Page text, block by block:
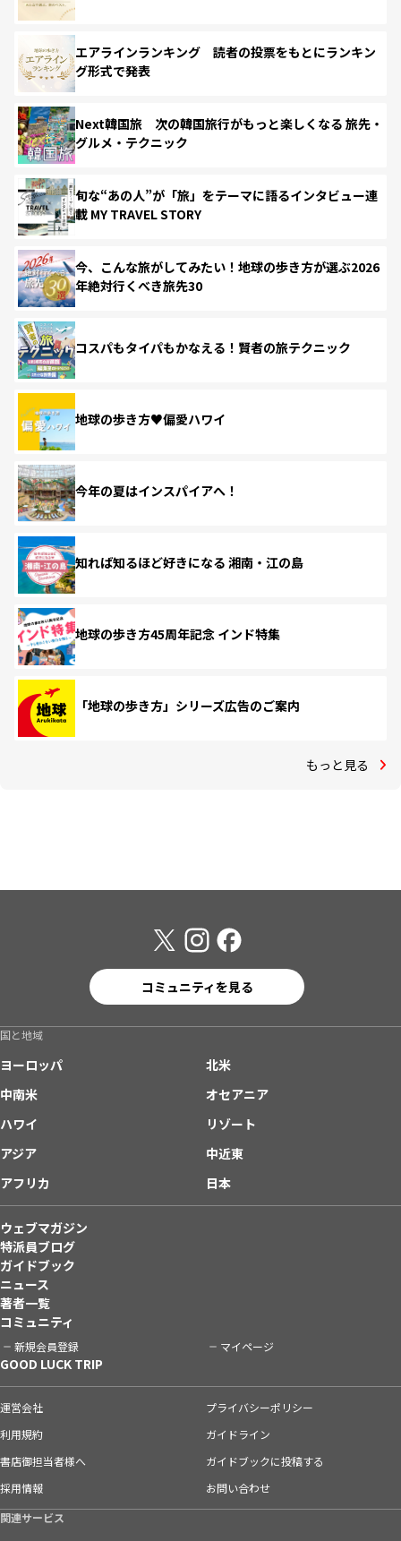
エアラインランキング 読者の投票をもとにランキン
グ形式で発表
Next韓国旅 次の韓国旅行がもっと楽しくなる 旅先・
グルメ・テクニック
旬な“あの人”が「旅」をテーマに語るインタビュー連
載 MY TRAVEL STORY
今、こんな旅がしてみたい！地球の歩き方が選ぶ2026
年絶対行くべき旅先30
コスパもタイパもかなえる！賢者の旅テクニック
地球の歩き方♥偏愛ハワイ
今年の夏はインスパイアへ！
知れば知るほど好きになる 湘南・江の島
地球の歩き方45周年記念 インド特集
「地球の歩き方」シリーズ広告のご案内
もっと見る
コミュニティを見る
国と地域
ヨーロッパ
北米
中南米
オセアニア
ハワイ
リゾート
アジア
中近東
アフリカ
日本
ウェブマガジン
特派員ブログ
ガイドブック
ニュース
著者一覧
コミュニティ
新規会員登録 マイページ
GOOD LUCK TRIP
運営会社
プライバシーポリシー
利用規約
ガイドライン
書店御担当者様へ
ガイドブックに投稿する
採用情報
お問い合わせ
関連サービス